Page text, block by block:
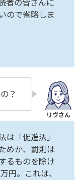
者の皆さんに
ので省略しま
？
は「促進法」
めか、罰則は
るものを除け
円。これは、